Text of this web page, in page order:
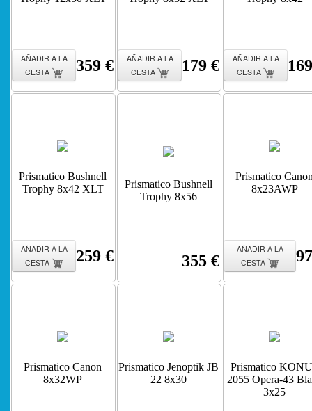
AÑADIR A LA
CESTA
359 €
AÑADIR A LA
CESTA
179 €
AÑADIR A LA
CESTA
Prismatico Bushnell
Trophy 8x42 XLT
AÑADIR A LA
CESTA
259 €
Prismatico Bushnell
Trophy 8x56
355 €
Prismatico
8x23AWP
AÑADIR A LA
CESTA
Prismatico Canon
8x32WP
Prismatico Jenoptik JB
22 8x30
Prismatico
2055 Opera-43
3x25